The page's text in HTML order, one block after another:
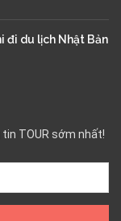
đi du lịch Nhật Bản
tin TOUR sớm nhất!